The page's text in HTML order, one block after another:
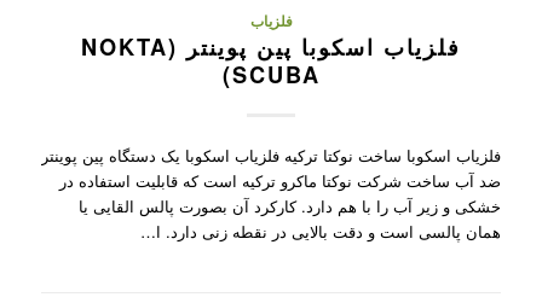
فلزیاب
فلزیاب اسکوبا پین پوینتر (NOKTA
SCUBA)
فلزیاب اسکوبا ساخت نوکتا ترکیه فلزیاب اسکوبا یک دستگاه پین پوینتر
ضد آب ساخت شرکت نوکتا ماکرو ترکیه است که قابلیت استفاده در
خشکی و زیر آب را با هم دارد. کارکرد آن بصورت پالس القایی یا
همان پالسی است و دقت بالایی در نقطه زنی دارد. ا…